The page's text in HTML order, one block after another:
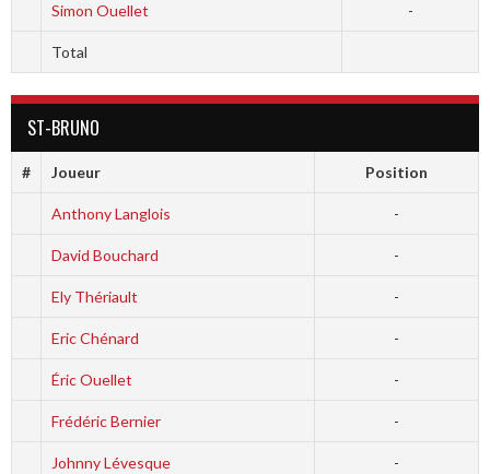
Simon Ouellet -
Total
ST-BRUNO
# Joueur Position
Anthony Langlois -
David Bouchard -
Ely Thériault -
Eric Chénard -
Éric Ouellet -
Frédéric Bernier -
Johnny Lévesque -